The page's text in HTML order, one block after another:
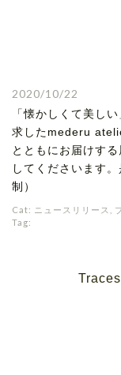
2020/10/22
「懐かしくて美し
求したmederu
とともにお届けす
してくださいます
制）
Cat: ニュースリリース
Tag: